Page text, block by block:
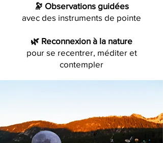
🔭 Observations guidées
avec des instruments de pointe
🌿 Reconnexion à la nature
pour se recentrer, méditer et
contempler